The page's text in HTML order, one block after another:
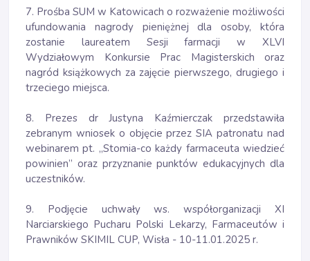
7. Prośba SUM w Katowicach o rozważenie możliwości
ufundowania nagrody pieniężnej dla osoby, która
zostanie laureatem Sesji farmacji w XLVI
Wydziałowym Konkursie Prac Magisterskich oraz
nagród książkowych za zajęcie pierwszego, drugiego i
trzeciego miejsca.
8. Prezes dr Justyna Kaźmierczak przedstawiła
zebranym wniosek o objęcie przez SIA patronatu nad
webinarem pt. „Stomia-co każdy farmaceuta wiedzieć
powinien” oraz przyznanie punktów edukacyjnych dla
uczestników.
9. Podjęcie uchwały ws. współorganizacji XI
Narciarskiego Pucharu Polski Lekarzy, Farmaceutów i
Prawników SKIMIL CUP, Wisła - 10-11.01.2025 r.